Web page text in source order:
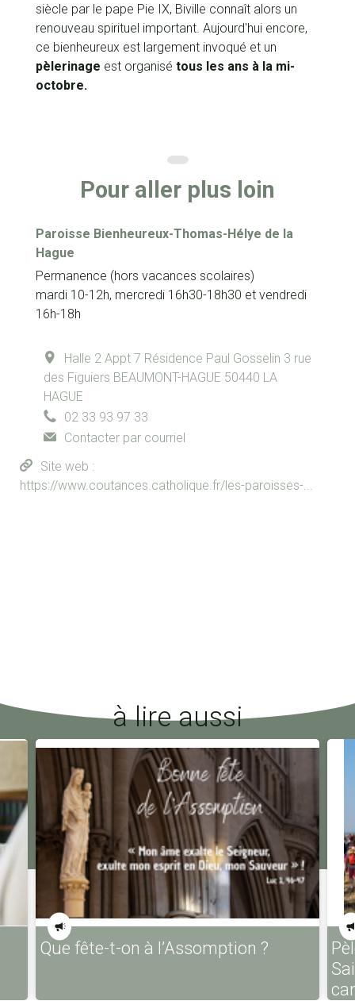
siècle par le pape Pie IX, Biville connaît alors un
renouveau spirituel important. Aujourd'hui encore,
ce bienheureux est largement invoqué et un
pèlerinage est organisé tous les ans à la mi-
octobre.
Pour aller plus loin
Paroisse Bienheureux-Thomas-Hélye de la
Hague
Permanence (hors vacances scolaires)
mardi 10-12h, mercredi 16h30-18h30 et vendredi
16h-18h
Halle 2 Appt 7 Résidence Paul Gosselin 3 rue
des Figuiers BEAUMONT-HAGUE 50440 LA
HAGUE
02 33 93 97 33
Contacter par courriel
Site web :
https://www.coutances.catholique.fr/les-paroisses-...
à lire aussi
Que fête-t-on à l’Assomption ?